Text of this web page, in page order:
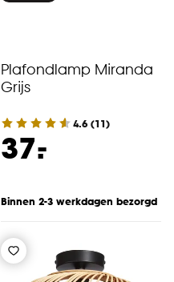
Plafondlamp Miranda
Grijs
4.6 (11)
37.
-
Binnen 2-3 werkdagen bezorgd